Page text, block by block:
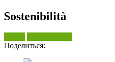
Sostenibilità
Поделиться: